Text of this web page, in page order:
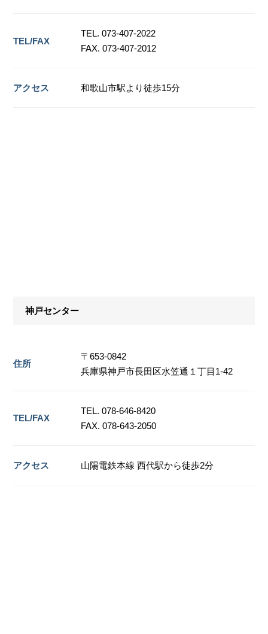
TEL/FAX
TEL. 073-407-2022
FAX. 073-407-2012
アクセス 和歌山市駅より徒歩15分
神戸センター
住所
〒653-0842
兵庫県神戸市長田区水笠通１丁目1-42
TEL/FAX
TEL. 078-646-8420
FAX. 078-643-2050
アクセス 山陽電鉄本線 西代駅から徒歩2分